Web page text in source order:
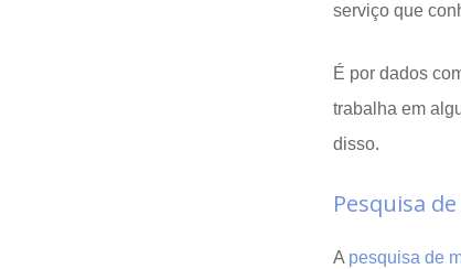
serviço que
É por dados
trabalha em
disso.
Pesquisa
A pesquisa de